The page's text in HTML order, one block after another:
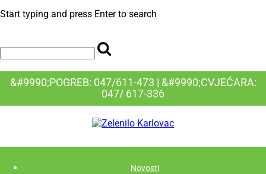
Start typing and press Enter to search
&#9990;POGREB: 047/611-473 | &#9990;CVJEĆARA:
047/ 617-336
Novosti